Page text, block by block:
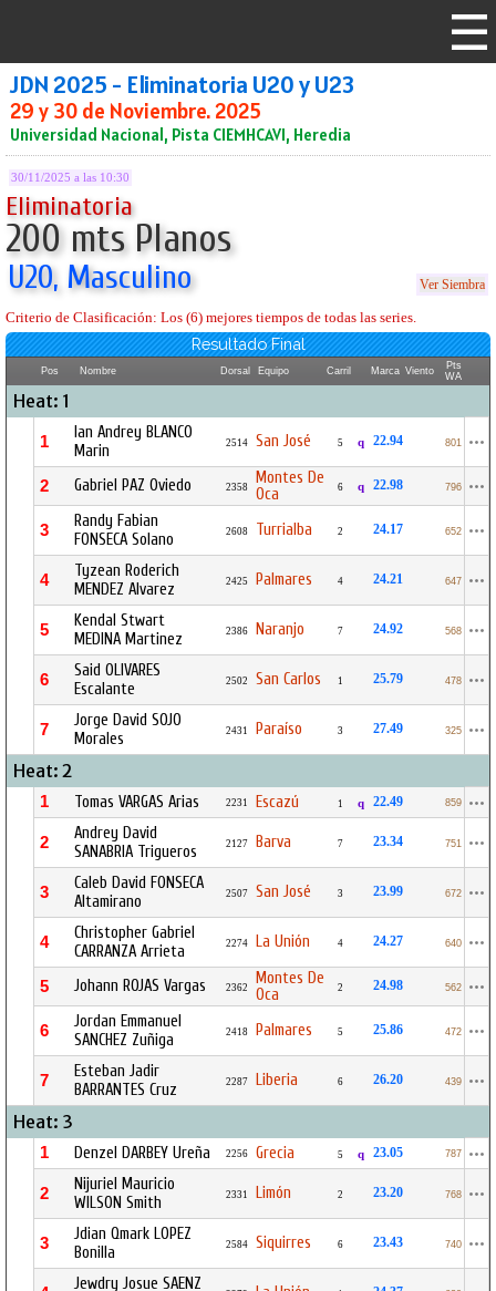
JDN 2025 - Eliminatoria U20 y U23
29 y 30 de Noviembre. 2025
Universidad Nacional, Pista CIEMHCAVI, Heredia
30/11/2025 a las 10:30
Eliminatoria
200 mts Planos
U20, Masculino Ver Siembra
Criterio de Clasificación: Los (6) mejores tiempos de todas las series.
Resultado Final
Pos Nombre Dorsal Equipo Carril Marca Viento
Pts
WA
Heat: 1
1
Ian Andrey BLANCO
Marin
2514 San José 5 q 22.94 801
2 Gabriel PAZ Oviedo 2358
Montes De
Oca
6 q 22.98 796
3
Randy Fabian
FONSECA Solano
2608 Turrialba 2 24.17 652
4
Tyzean Roderich
MENDEZ Alvarez
2425 Palmares 4 24.21 647
5
Kendal Stwart
MEDINA Martinez
2386 Naranjo 7 24.92 568
6
Said OLIVARES
Escalante
2502 San Carlos 1 25.79 478
7
Jorge David SOJO
Morales
2431 Paraíso 3 27.49 325
Heat: 2
1 Tomas VARGAS Arias 2231 Escazú 1 q 22.49 859
2
Andrey David
SANABRIA Trigueros
2127 Barva 7 23.34 751
3
Caleb David FONSECA
Altamirano
2507 San José 3 23.99 672
4
Christopher Gabriel
CARRANZA Arrieta
2274 La Unión 4 24.27 640
5 Johann ROJAS Vargas 2362
Montes De
Oca
2 24.98 562
6
Jordan Emmanuel
SANCHEZ Zuñiga
2418 Palmares 5 25.86 472
7
Esteban Jadir
BARRANTES Cruz
2287 Liberia 6 26.20 439
Heat: 3
1 Denzel DARBEY Ureña 2256 Grecia 5 q 23.05 787
2
Nijuriel Mauricio
WILSON Smith
2331 Limón 2 23.20 768
3
Jdian Qmark LOPEZ
Bonilla
2584 Siquirres 6 23.43 740
Jewdry Josue SAENZ